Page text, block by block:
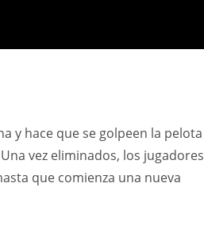
y hace que se golpeen la pelota
vez eliminados, los jugadores
que comienza una nueva